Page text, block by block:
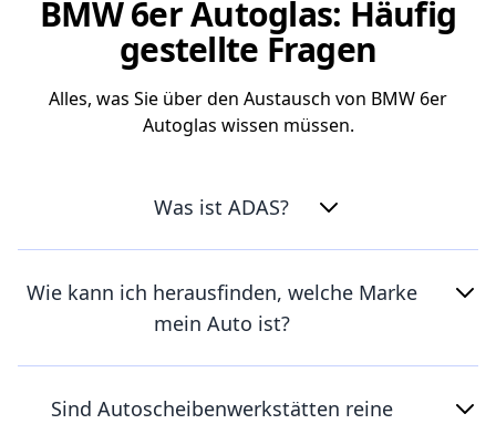
BMW 6er Autoglas: Häufig
gestellte Fragen
Alles, was Sie über den Austausch von BMW 6er
Autoglas wissen müssen.
Was ist ADAS?
Wie kann ich herausfinden, welche Marke
mein Auto ist?
Sind Autoscheibenwerkstätten reine